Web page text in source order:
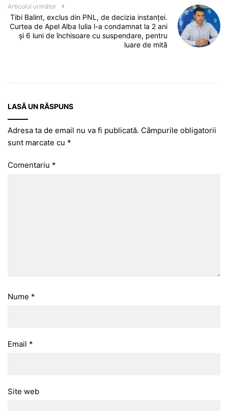
Articolul următor
Tibi Balint, exclus din PNL, de decizia instanței.
Curtea de Apel Alba Iulia l-a condamnat la 2 ani
și 6 luni de închisoare cu suspendare, pentru
luare de mită
LASĂ UN RĂSPUNS
Adresa ta de email nu va fi publicată. Câmpurile obligatorii
sunt marcate cu *
Comentariu *
Nume *
Email *
Site web